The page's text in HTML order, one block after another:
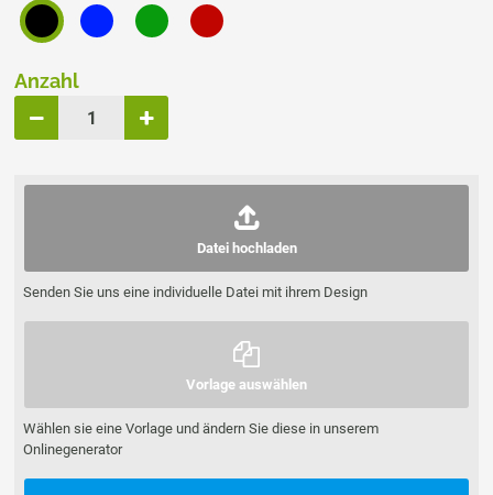
Anzahl
Datei hochladen
Senden Sie uns eine individuelle Datei mit ihrem Design
Vorlage auswählen
Wählen sie eine Vorlage und ändern Sie diese in unserem
Onlinegenerator